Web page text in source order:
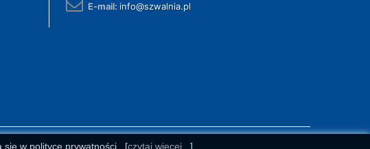
E-mail: info@szwalnia.pl
się w polityce prywatności. [czytaj więcej... ]